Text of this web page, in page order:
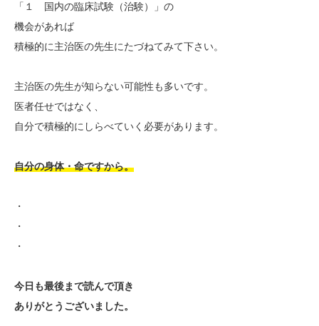
「１ 国内の臨床試験（治験）」の
機会があれば
積極的に主治医の先生にたづねてみて下さい。
主治医の先生が知らない可能性も多いです。
医者任せではなく、
自分で積極的にしらべていく必要があります。
自分の身体・命ですから。
・
・
・
今日も最後まで読んで頂き
ありがとうございました。